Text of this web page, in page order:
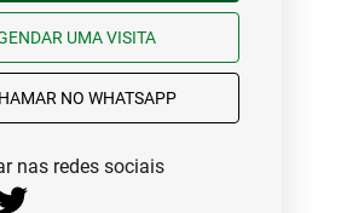
AGENDAR UMA VISITA
NO WHATSAPP
nas redes sociais